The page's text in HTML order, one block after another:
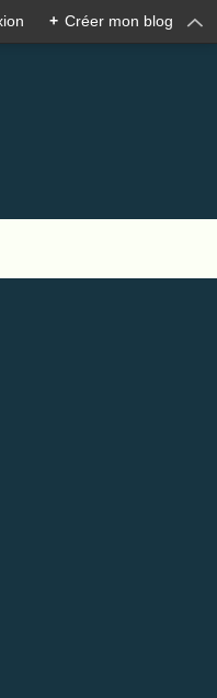
+ Créer mon blog